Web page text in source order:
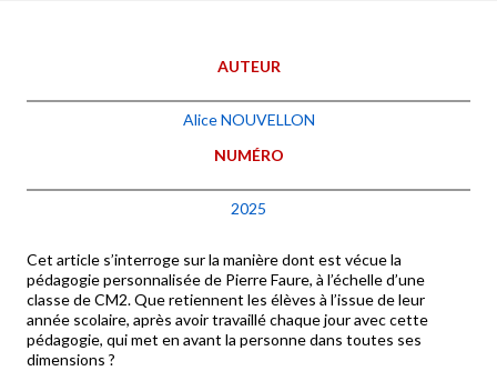
AUTEUR
Alice NOUVELLON
NUMÉRO
2025
Cet article s’interroge sur la manière dont est vécue la
pédagogie personnalisée de Pierre Faure, à l’échelle d’une
classe de CM2. Que retiennent les élèves à l’issue de leur
année scolaire, après avoir travaillé chaque jour avec cette
pédagogie, qui met en avant la personne dans toutes ses
dimensions ?